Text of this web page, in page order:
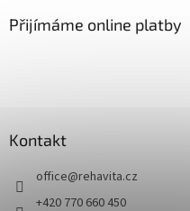
Přijímáme online platby
Kontakt
office@rehavita.cz
+420 770 660 450